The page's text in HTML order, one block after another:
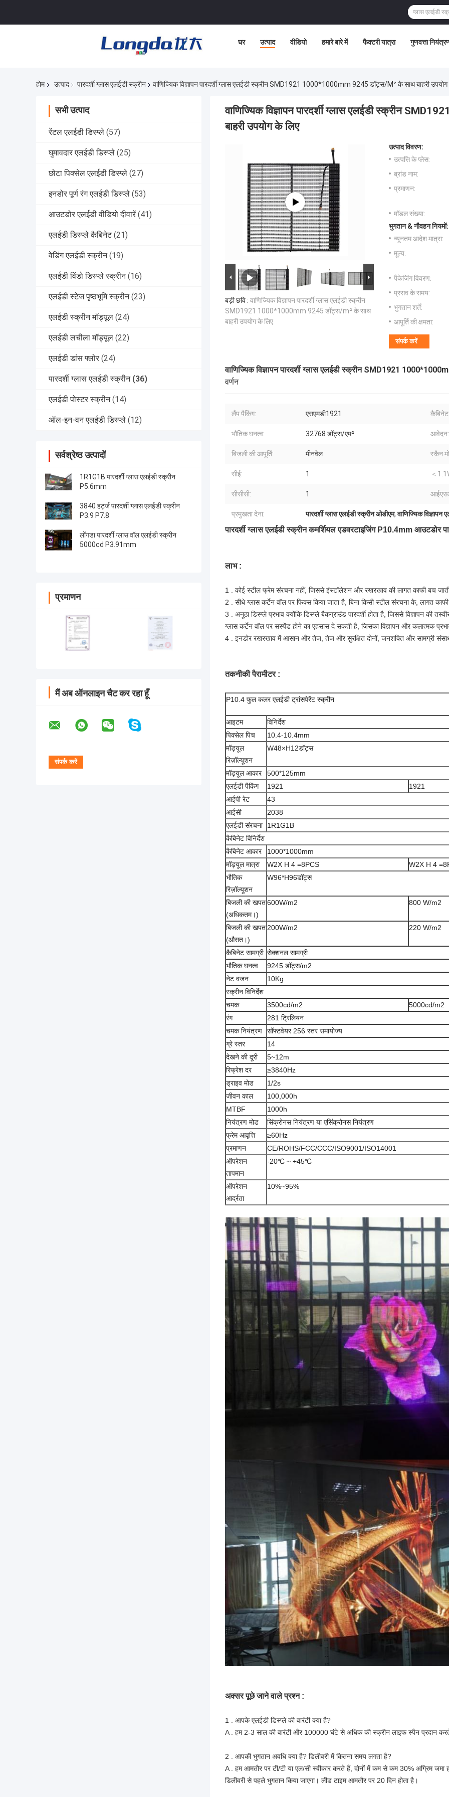
घर उत्पाद वीडियो हमारे बारे में फैक्टरी यात्रा गुणवत्ता
होम उत्पाद पारदर्शी ग्लास एलईडी स्क्रीन वाणिज्यिक विज्ञापन पारदर्शी ग्लास एलईडी स्क्रीन SMD1921 1000*1000mm 9245 डॉट्स/m² के साथ बाहरी
सभी उत्पाद
रेंटल एलईडी डिस्प्ले (57)
घुमावदार एलईडी डिस्प्ले (25)
छोटा पिक्सेल एलईडी डिस्प्ले (27)
इनडोर पूर्ण रंग एलईडी डिस्प्ले (53)
आउटडोर एलईडी वीडियो दीवारें (41)
एलईडी डिस्प्ले कैबिनेट (21)
वेडिंग एलईडी स्क्रीन (19)
एलईडी विंडो डिस्प्ले स्क्रीन (16)
एलईडी स्टेज पृष्ठभूमि स्क्रीन (23)
एलईडी स्क्रीन मॉड्यूल (24)
एलईडी लचीला मॉड्यूल (22)
एलईडी डांस फ्लोर (24)
पारदर्शी ग्लास एलईडी स्क्रीन (36)
एलईडी पोस्टर स्क्रीन (14)
ऑल-इन-वन एलईडी डिस्प्ले (12)
सर्वश्रेष्ठ उत्पादों
1R1G1B पारदर्शी ग्लास एलईडी स्क्रीन
P5.6mm
3840 हर्ट्ज पारदर्शी ग्लास एलईडी स्क्रीन
P3.9 P7.8
लोंगडा पारदर्शी ग्लास वॉल एलईडी स्क्रीन
5000cd P3.91mm
प्रमाणन
मैं अब ऑनलाइन चैट कर रहा हूँ
वाणिज्यिक विज्ञापन पारदर्शी ग्लास एलईडी स्क्रीन
बाहरी उपयोग के लिए
बड़ी छवि : वाणिज्यिक विज्ञापन पारदर्शी ग्लास एलईडी स्क्रीन
SMD1921 1000*1000mm 9245 डॉट्स/m² के साथ
बाहरी उपयोग के लिए
उत्पाद विवरण:
उत्पत्ति के प्लेस:
ब्रांड नाम:
प्रमाणन:
मॉडल संख्या:
भुगतान & नौवहन नियमों:
न्यूनतम आदेश मात्रा:
मूल्य:
पैकेजिंग विवरण:
प्रसव के समय:
भुगतान शर्तें:
आपूर्ति की क्षमता:
संपर्क करें
वाणिज्यिक विज्ञापन पारदर्शी ग्लास एलईडी स्क्रीन SMD1921
वर्णन
लैंप पैकिंग: एसएमडी1921
भौतिक घनत्व: 32768 डॉट्स/एम² आवेदन:
बिजली की आपूर्ति: मीनवेल स्कैन
सीई: 1 ＜
सीसीसी: 1
प्रमुखता देना: पारदर्शी ग्लास एलईडी स्क्रीन ओडीएम,वाणिज्यिक
पारदर्शी ग्लास एलईडी स्क्रीन कमर्शियल एडवरटाइजिंग P10.4mm आउटडोर
लाभ :
1 . कोई स्टील फ्रेम संरचना नहीं, जिससे इंस्टॉलेशन और रखरखाव की लागत काफी बच
2 . सीधे ग्लास कर्टेन वॉल पर फिक्स किया जाता है, बिना किसी स्टील संरचना के, लागत
3 . अनूठा डिस्प्ले प्रभाव क्योंकि डिस्प्ले बैकग्राउंड पारदर्शी होता है, जिससे विज्ञापन की
ग्लास कर्टेन वॉल पर सस्पेंड होने का एहसास दे सकती है, जिसका विज्ञापन और कलात्मक
4 . इनडोर रखरखाव में आसान और तेज, तेज और सुरक्षित दोनों, जनशक्ति और सामग्री
तकनीकी पैरामीटर :
P10.4 फुल कलर एलईडी ट्रांसपेरेंट स्क्रीन
आइटम
विनिर्देश
पिक्सेल पिच
10.4-10.4mm
मॉड्यूल
रिज़ॉल्यूशन
W48×H12डॉट्स
मॉड्यूल आकार
500*125mm
एलईडी पैकिंग
1921
1921
आईपी ​​रेट
43
आईसी
2038
एलईडी संरचना
1R1G1B
कैबिनेट विनिर्देश
कैबिनेट आकार
1000*1000mm
मॉड्यूल मात्रा
W2X H 4 =8PCS
W2X H 4
भौतिक
रिज़ॉल्यूशन
W96*H96डॉट्स
बिजली की खपत
(अधिकतम।)
600W/m2 800 W/m2
बिजली की खपत
(औसत।)
200W/m2 220 W/m2
कैबिनेट सामग्री सेक्शनल सामग्री
भौतिक घनत्व
9245 डॉट्स/m2
नेट वजन
10Kg
स्क्रीन विनिर्देश
चमक
3500cd/m2
5000cd/m2
रंग
281 ट्रिलियन
चमक नियंत्रण
सॉफ्टवेयर 256 स्तर समायोज्य
ग्रे स्तर
14
देखने की दूरी
5~12m
रिफ्रेश दर
≥3840Hz
ड्राइव मोड
1/2s
जीवन काल
100,000h
MTBF
1000h
नियंत्रण मोड
सिंक्रोनस नियंत्रण या एसिंक्रोनस नियंत्रण
फ्रेम आवृत्ति
≥60Hz
प्रमाणन
CE/ROHS/FCC/CCC/ISO9001/ISO14001
ऑपरेशन
तापमान
-20℃ ~ +45℃
ऑपरेशन
आर्द्रता
10%~95%
अक्सर पूछे जाने वाले प्रश्न :
1 . आपके एलईडी डिस्प्ले की वारंटी क्या है?
A . हम 2-3 साल की वारंटी और 100000 घंटे से अधिक की स्क्रीन लाइफ स्पैन प्रदान
2 . आपकी भुगतान अवधि क्या है? डिलीवरी में कितना समय लगता है?
A . हम आमतौर पर टी/टी या एल/सी स्वीकार करते हैं, दोनों में कम से कम 30% अग्रिम जमा
डिलीवरी से पहले भुगतान किया जाएगा। लीड टाइम आमतौर पर 20 दिन होता है।